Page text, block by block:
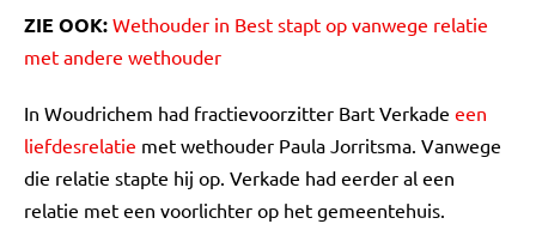
ZIE OOK: Wethouder in Best stapt op vanwege relatie
met andere wethouder
In Woudrichem had fractievoorzitter Bart Verkade een
liefdesrelatie met wethouder Paula Jorritsma. Vanwege
die relatie stapte hij op. Verkade had eerder al een
relatie met een voorlichter op het gemeentehuis.